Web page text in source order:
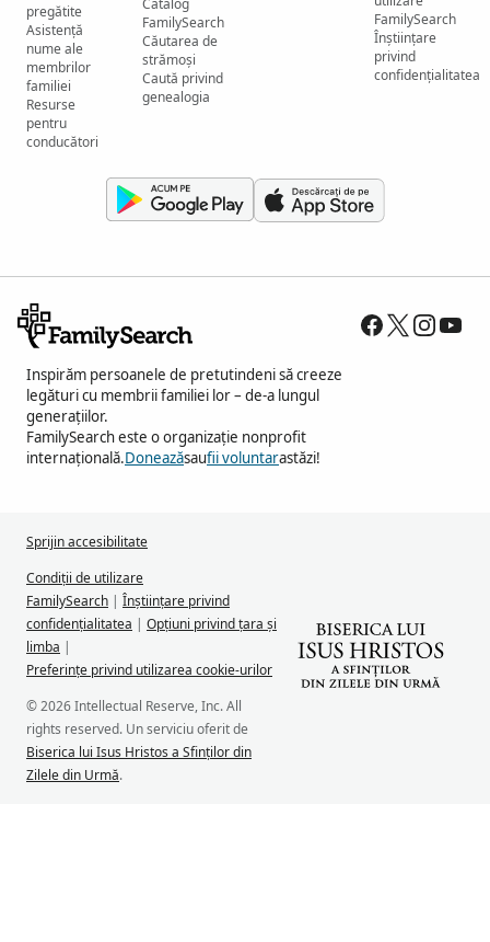
pregătite
Asistență
nume ale
membrilor
familiei
Resurse
pentru
conducători
Catalog
FamilySearch
Căutarea de
strămoși
Caută privind
genealogia
FamilySearch
Înștiințare
privind
confidențialitatea
Inspirăm persoanele de pretutindeni să creeze
legături cu membrii familiei lor – de-a lungul
generațiilor.
FamilySearch este o organizație nonprofit
internațională.Doneazăsaufii voluntarastăzi!
Sprijin accesibilitate
Condiții de utilizare
FamilySearch | Înștiințare privind
confidențialitatea | Opțiuni privind țara și
limba |
Preferințe privind utilizarea cookie-urilor
© 2026 Intellectual Reserve, Inc. All
rights reserved. Un serviciu oferit de
Biserica lui Isus Hristos a Sfinților din
Zilele din Urmă.